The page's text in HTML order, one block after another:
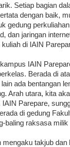
Setiap bagian
dengan baik,
gedung
dan jaringan
di IAIN
IAIN
Berada di
ada bentangan
Arah utara, kita
IAIN Parepare,
di gedung
baling raksasa
takjub